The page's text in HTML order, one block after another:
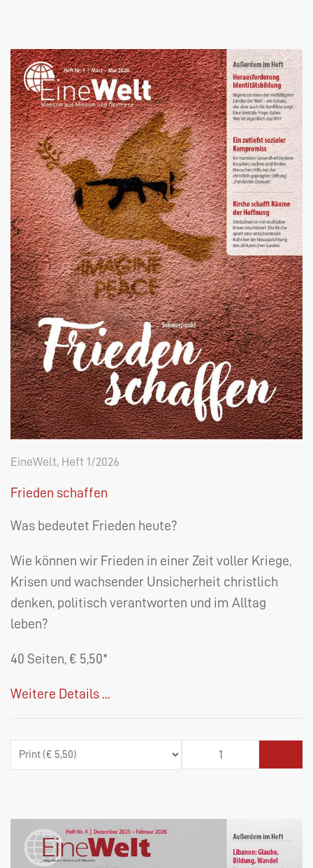
EineWelt, Heft 1/2026
Frieden schaffen
Was bedeutet Frieden heute?
Wie können wir Frieden in einer Zeit voller Kriege,
Krisen und wachsender Unsicherheit christlich
denken, politisch verantworten und im Alltag
leben?
40 Seiten, € 5,50*
Weitere Details ...